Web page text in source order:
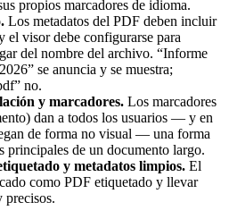
propios marcadores de idioma.
Los metadatos del PDF deben incluir
visor debe configurarse para
del nombre del archivo. “Informe
se anuncia y se muestra;
no.
y marcadores. Los marcadores
dan a todos los usuarios — y en
de forma no visual — una forma
principales de un documento largo.
y metadatos limpios. El
como PDF etiquetado y llevar
precisos.